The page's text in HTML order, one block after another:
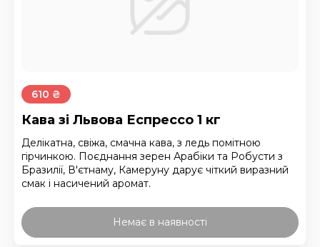
610 ₴
Кава зі Львова Еспрессо 1 кг
Делікатна, свіжа, смачна кава, з ледь помітною
гірчинкою. Поєднання зерен Арабіки та Робусти з
Бразилії, В'єтнаму, Камеруну дарує чіткий виразний
смак і насичений аромат.
Немає в наявності